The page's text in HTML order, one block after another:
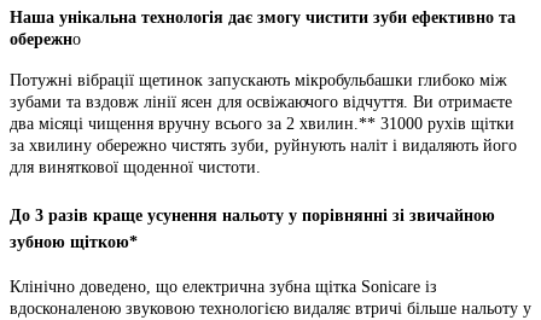
Наша унікальна технологія дає змогу чистити зуби ефективно та
обережно
Потужні вібрації щетинок запускають мікробульбашки глибоко між
зубами та вздовж лінії ясен для освіжаючого відчуття. Ви отримаєте
два місяці чищення вручну всього за 2 хвилин.** 31000 рухів щітки
за хвилину обережно чистять зуби, руйнують наліт і видаляють його
для виняткової щоденної чистоти.
До 3 разів краще усунення нальоту у порівнянні зі звичайною
зубною щіткою*
Клінічно доведено, що електрична зубна щітка Sonicare із
вдосконаленою звуковою технологією видаляє втричі більше нальоту у